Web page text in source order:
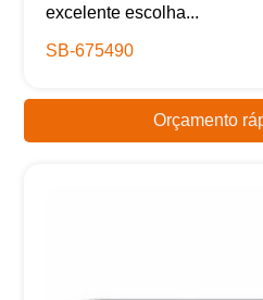
excelente escolha...
SB-675490
Orçamento